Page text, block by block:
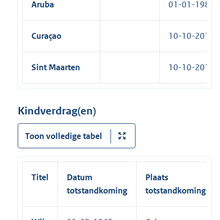
Aruba 01-01-1986
Curaçao 10-10-2010
Sint Maarten 10-10-2010
Kindverdrag(en)
Toon volledige tabel
Titel
Datum
totstandkoming
Plaats
totstandkoming